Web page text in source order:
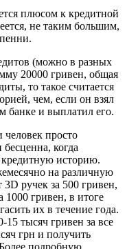
плюсом к кредитной
не таким большим,
(можно в разных
20000 гривен, общая
то такое считается
чем, если он взял
банке и выплатил его.
человек просто
когда
кредитную историю.
на различную
ручек за 500 гривен,
1000 гривен, в итоге
их в течение года.
тысяч гривен за все
грн и получить
подробную